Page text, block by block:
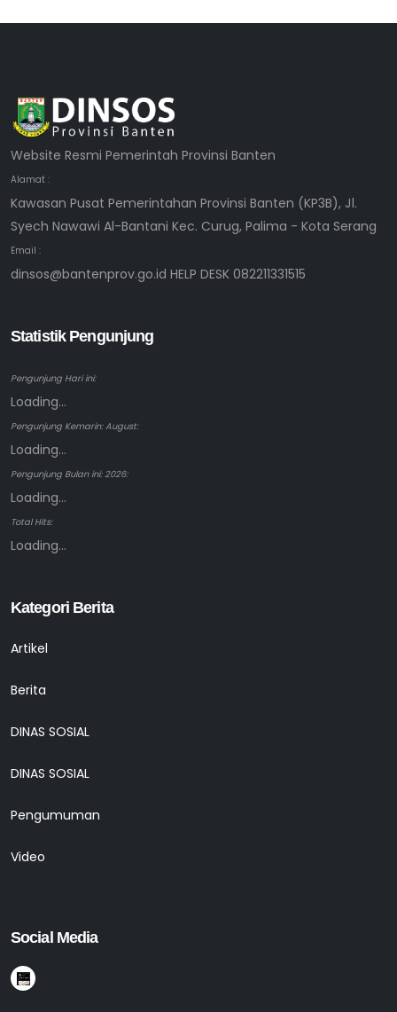
Website Resmi Pemerintah Provinsi Banten
Alamat :
Kawasan Pusat Pemerintahan Provinsi Banten (KP3B), Jl.
Syech Nawawi Al-Bantani Kec. Curug, Palima - Kota Serang
Email :
dinsos@bantenprov.go.id HELP DESK 082211331515
Statistik Pengunjung
Pengunjung Hari ini:
Loading...
Pengunjung Kemarin: August:
Loading...
Pengunjung Bulan ini: 2026:
Loading...
Total Hits:
Loading...
Kategori Berita
Artikel
Berita
DINAS SOSIAL
DINAS SOSIAL
Pengumuman
Video
Social Media